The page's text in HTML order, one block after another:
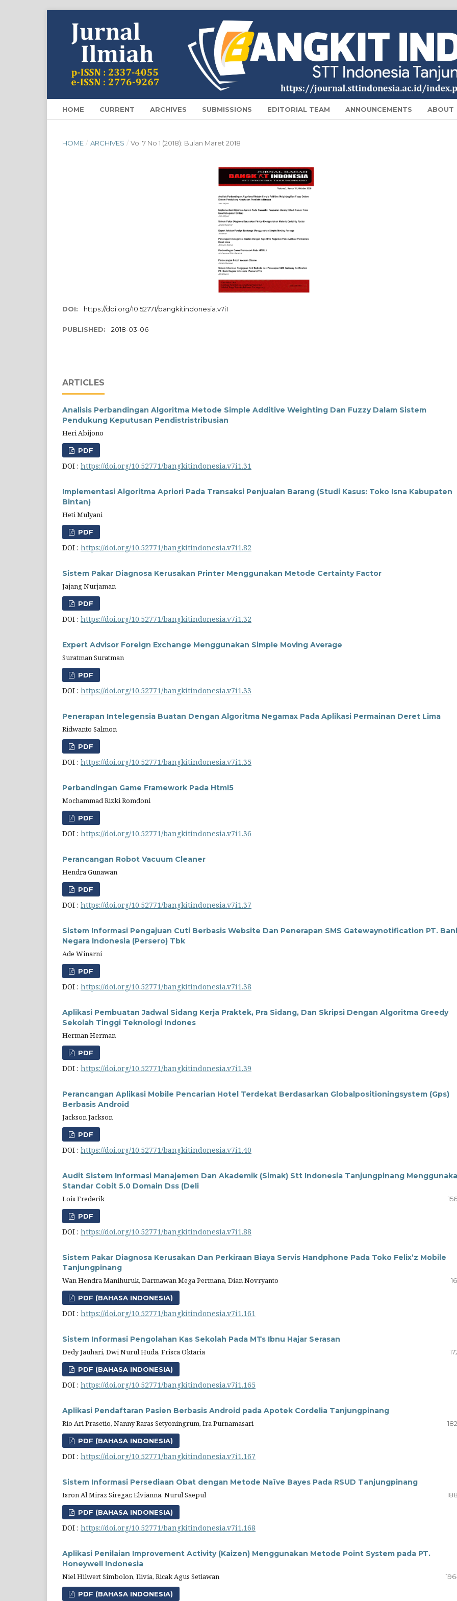
HOME CURRENT ARCHIVES SUBMISSIONS EDITORIAL TEAM ANNOUNCEMENTS ABOUT
HOME / ARCHIVES / Vol 7 No 1 (2018): Bulan Maret 2018
DOI: https://doi.org/10.52771/bangkitindonesia.v7i1
PUBLISHED: 2018-03-06
ARTICLES
Analisis Perbandingan Algoritma Metode Simple Additive Weighting Dan Fuzzy Dalam Sistem
Pendukung Keputusan Pendistristribusian
Heri Abijono
PDF
DOI : https://doi.org/10.52771/bangkitindonesia.v7i1.31
Implementasi Algoritma Apriori Pada Transaksi Penjualan Barang (Studi Kasus: Toko Isna Kabupaten
Bintan)
Heti Mulyani
PDF
DOI : https://doi.org/10.52771/bangkitindonesia.v7i1.82
Sistem Pakar Diagnosa Kerusakan Printer Menggunakan Metode Certainty Factor
Jajang Nurjaman
PDF
DOI : https://doi.org/10.52771/bangkitindonesia.v7i1.32
Expert Advisor Foreign Exchange Menggunakan Simple Moving Average
Suratman Suratman
PDF
DOI : https://doi.org/10.52771/bangkitindonesia.v7i1.33
Penerapan Intelegensia Buatan Dengan Algoritma Negamax Pada Aplikasi Permainan Deret Lima
Ridwanto Salmon
PDF
DOI : https://doi.org/10.52771/bangkitindonesia.v7i1.35
Perbandingan Game Framework Pada Html5
Mochammad Rizki Romdoni
PDF
DOI : https://doi.org/10.52771/bangkitindonesia.v7i1.36
Perancangan Robot Vacuum Cleaner
Hendra Gunawan
PDF
DOI : https://doi.org/10.52771/bangkitindonesia.v7i1.37
Sistem Informasi Pengajuan Cuti Berbasis Website Dan Penerapan SMS Gatewaynotification PT.
Negara Indonesia (Persero) Tbk
Ade Winarni
PDF
DOI : https://doi.org/10.52771/bangkitindonesia.v7i1.38
Aplikasi Pembuatan Jadwal Sidang Kerja Praktek, Pra Sidang, Dan Skripsi Dengan Algoritma Greedy
Sekolah Tinggi Teknologi Indones
Herman Herman
PDF
DOI : https://doi.org/10.52771/bangkitindonesia.v7i1.39
Perancangan Aplikasi Mobile Pencarian Hotel Terdekat Berdasarkan Globalpositioningsystem (Gps)
Berbasis Android
Jackson Jackson
PDF
DOI : https://doi.org/10.52771/bangkitindonesia.v7i1.40
Audit Sistem Informasi Manajemen Dan Akademik (Simak) Stt Indonesia Tanjungpinang
Standar Cobit 5.0 Domain Dss (Deli
Lois Frederik
PDF
DOI : https://doi.org/10.52771/bangkitindonesia.v7i1.88
Sistem Pakar Diagnosa Kerusakan Dan Perkiraan Biaya Servis Handphone Pada Toko Felix’z Mobile
Tanjungpinang
Wan Hendra Manihuruk, Darmawan Mega Permana, Dian Novryanto
PDF (BAHASA INDONESIA)
DOI : https://doi.org/10.52771/bangkitindonesia.v7i1.161
Sistem Informasi Pengolahan Kas Sekolah Pada MTs Ibnu Hajar Serasan
Dedy Jauhari, Dwi Nurul Huda, Frisca Oktaria
PDF (BAHASA INDONESIA)
DOI : https://doi.org/10.52771/bangkitindonesia.v7i1.165
Aplikasi Pendaftaran Pasien Berbasis Android pada Apotek Cordelia Tanjungpinang
Rio Ari Prasetio, Nanny Raras Setyoningrum, Ira Purnamasari
PDF (BAHASA INDONESIA)
DOI : https://doi.org/10.52771/bangkitindonesia.v7i1.167
Sistem Informasi Persediaan Obat dengan Metode Naïve Bayes Pada RSUD Tanjungpinang
Isron Al Miraz Siregar, Elvianna, Nurul Saepul
PDF (BAHASA INDONESIA)
DOI : https://doi.org/10.52771/bangkitindonesia.v7i1.168
Aplikasi Penilaian Improvement Activity (Kaizen) Menggunakan Metode Point System pada PT.
Honeywell Indonesia
Niel Hilwert Simbolon, Ilivia, Ricak Agus Setiawan
PDF (BAHASA INDONESIA)